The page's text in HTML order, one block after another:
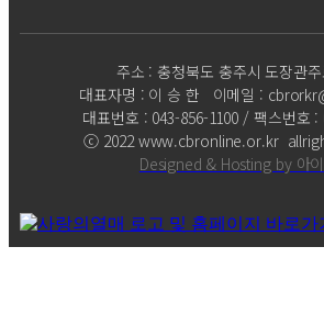
주소 : 충청북도 충주시 도장관
대표자명 : 이 승 한 이메일 :
대표번호 : 043-856-1100 / 팩스번호 :
ⓒ 2022 www.cbronline.or.kr
Designed & Hosting by 아